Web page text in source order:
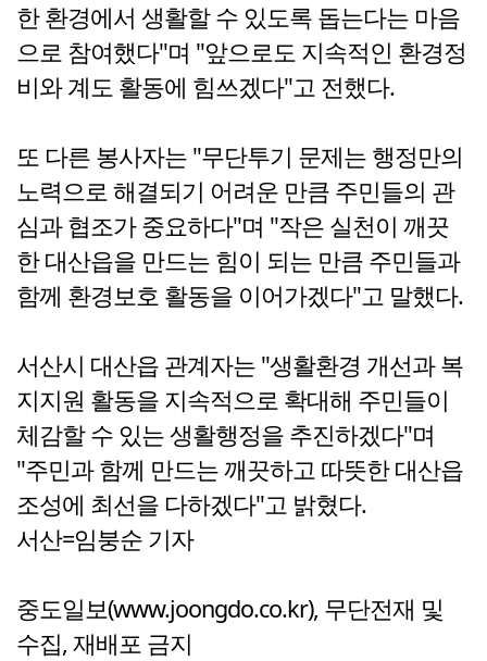
한 환경에서 생활할 수 있도록 돕는다는 마음
으로 참여했다"며 "앞으로도 지속적인 환경정
비와 계도 활동에 힘쓰겠다"고 전했다.
또 다른 봉사자는 "무단투기 문제는 행정만의
노력으로 해결되기 어려운 만큼 주민들의 관
심과 협조가 중요하다"며 "작은 실천이 깨끗
한 대산읍을 만드는 힘이 되는 만큼 주민들과
함께 환경보호 활동을 이어가겠다"고 말했다.
서산시 대산읍 관계자는 "생활환경 개선과 복
지지원 활동을 지속적으로 확대해 주민들이
체감할 수 있는 생활행정을 추진하겠다"며
"주민과 함께 만드는 깨끗하고 따뜻한 대산읍
조성에 최선을 다하겠다"고 밝혔다.
서산=임붕순 기자
중도일보(www.joongdo.co.kr), 무단전재 및
수집, 재배포 금지